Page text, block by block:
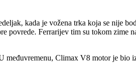
kada je vožena trka koja se nije
Ferrarijev tim su tokom zime
Climax V8 motor je bio